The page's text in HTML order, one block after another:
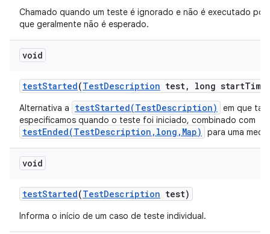
Chamado quando um teste é ignorado e não é executado por
que geralmente não é esperado.
void
testStarted(TestDescription test, long start
Alternativa a testStarted(TestDescription)
em que
especificamos quando o teste foi iniciado, combinado com
testEnded(TestDescription,long,Map) para uma
void
testStarted(TestDescription test)
Informa o início de um caso de teste individual.